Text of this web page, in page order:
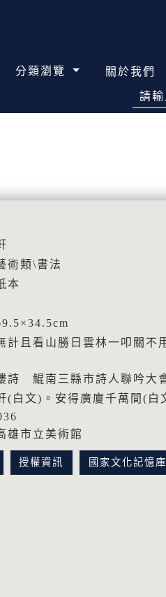
分類瀏覽 關於我們
請輸
術類\書法
本
計且看山勝日雲林一叩關不
詩 鯤南三縣市詩人聯吟大
(白文)。安得廣廈千萬間(白
雄市立美術館
授權資訊 國家文化記憶庫